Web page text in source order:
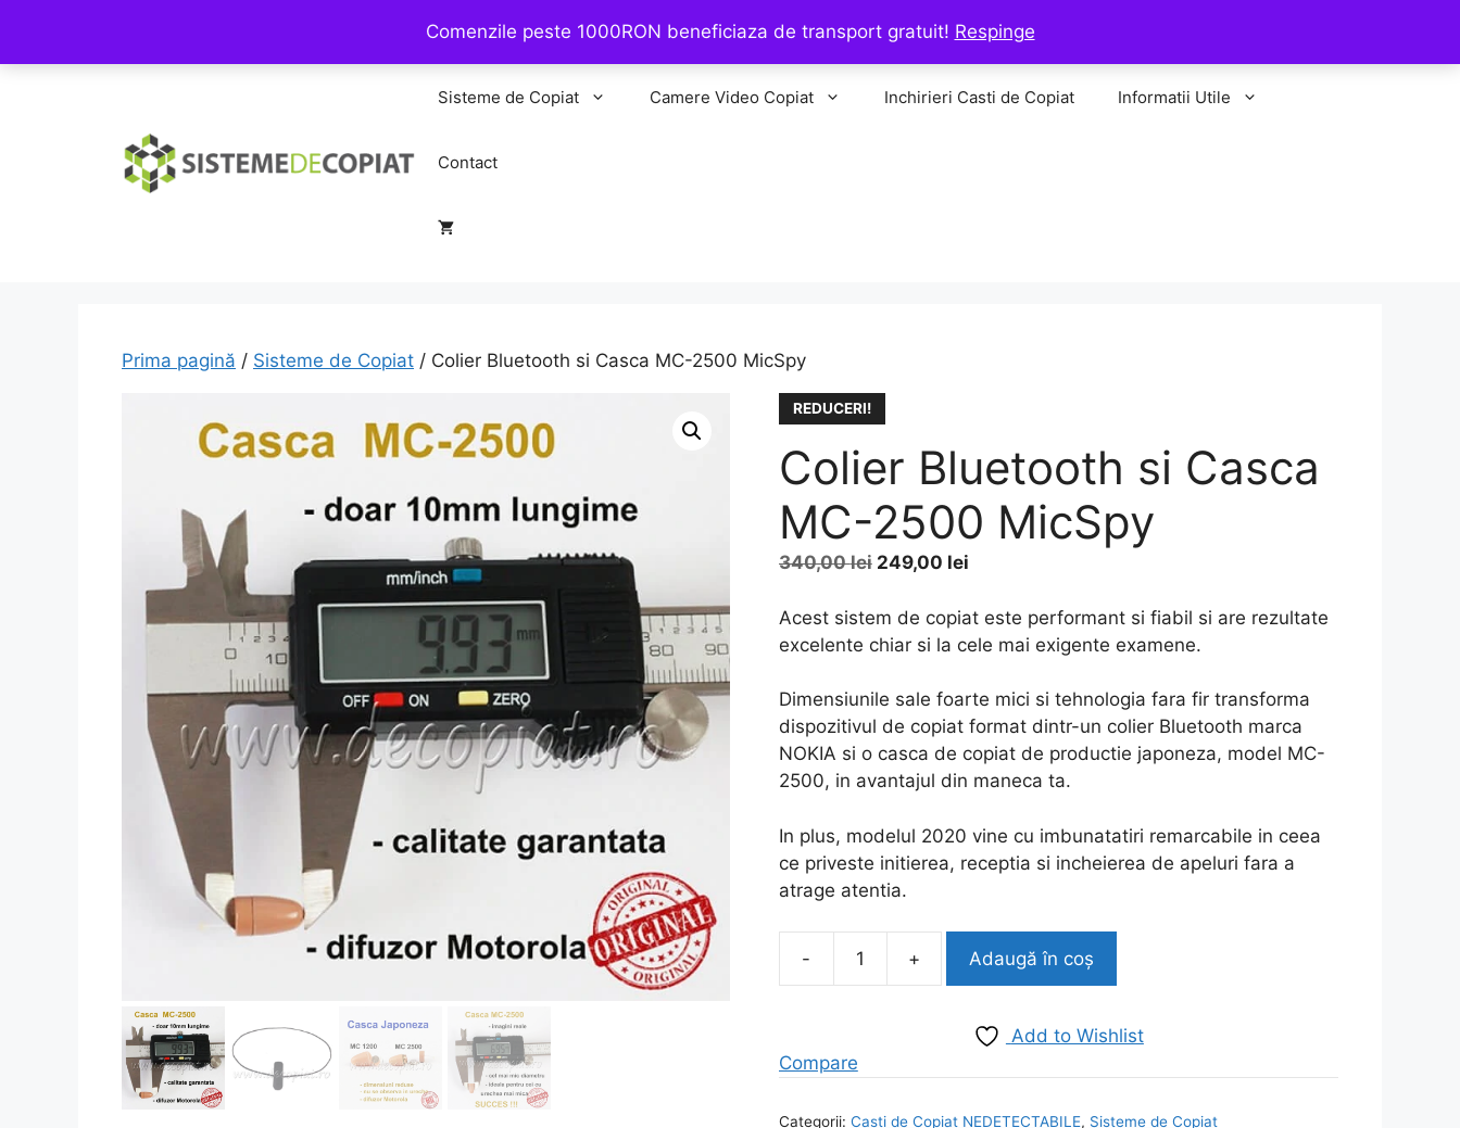
Comenzile peste 1000RON beneficiaza de transport gratuit! Respinge
conținut
Sisteme de Copiat
Sisteme de Copiat Camere Video Copiat Inchirieri Casti de Copiat Informatii Utile
Contact
Prima pagină / Sisteme de Copiat / Colier Bluetooth si Casca MC-2500 MicSpy
REDUCERI!
Colier Bluetooth si Casca
MC-2500 MicSpy
340,00lei Prețul
a
fost:
249,00 leiPrețul
este:
249,00 lei.
Acest sistem de copiat este performant si fiabil si are rezultate
excelente chiar si la cele mai exigente examene.
Dimensiunile sale foarte mici si tehnologia fara fir transforma
dispozitivul de copiat format dintr-un colier Bluetooth marca
NOKIA si o casca de copiat de productie japoneza, model MC-
2500, in avantajul din maneca ta.
In plus, modelul 2020 vine cu imbunatatiri remarcabile in ceea
ce priveste initierea, receptia si incheierea de apeluri fara a
atrage atentia.
-
si
Casca
+ Adaugă în coș
Add to Wishlist
Compare
Categorii: Casti de Copiat NEDETECTABILE, Sisteme de Copiat